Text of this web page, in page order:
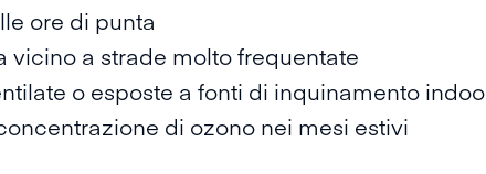
ore di punta
vicino a strade molto frequentate
o esposte a fonti di inquinamento
di ozono nei mesi estivi